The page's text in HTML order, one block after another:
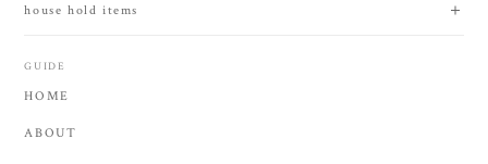
house hold items
GUIDE
HOME
ABOUT